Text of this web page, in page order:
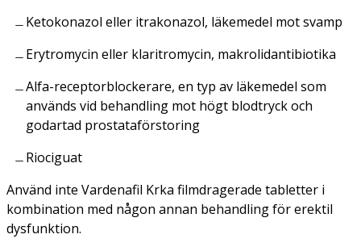
Ketokonazol eller itrakonazol, läkemedel mot svamp
Erytromycin eller klaritromycin, makrolidantibiotika
Alfa-receptorblockerare, en typ av läkemedel som
används vid behandling mot högt blodtryck och
godartad prostataförstoring
Riociguat
Använd inte Vardenafil Krka filmdragerade tabletter i
kombination med någon annan behandling för erektil
dysfunktion.